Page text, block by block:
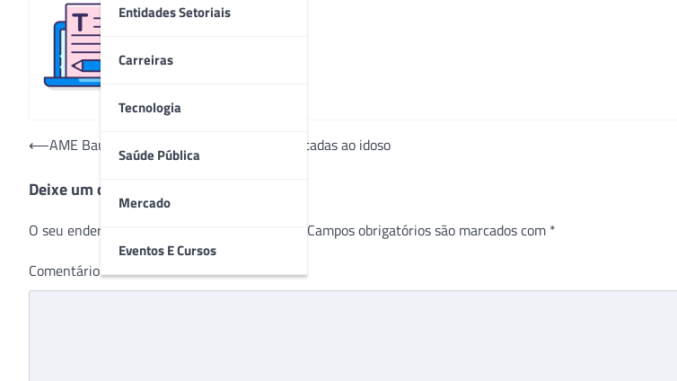
Entidades Setoriais
Carreiras
Tecnologia
Saúde Pública
Mercado
Eventos E Cursos
Navegação
Post
⟵AME Bauru terá semana de atividades voltadas ao idoso
Deixe um comentário
O seu endereço de e-mail não será publicado. Campos obrigatórios são marcados com *
Comentário*